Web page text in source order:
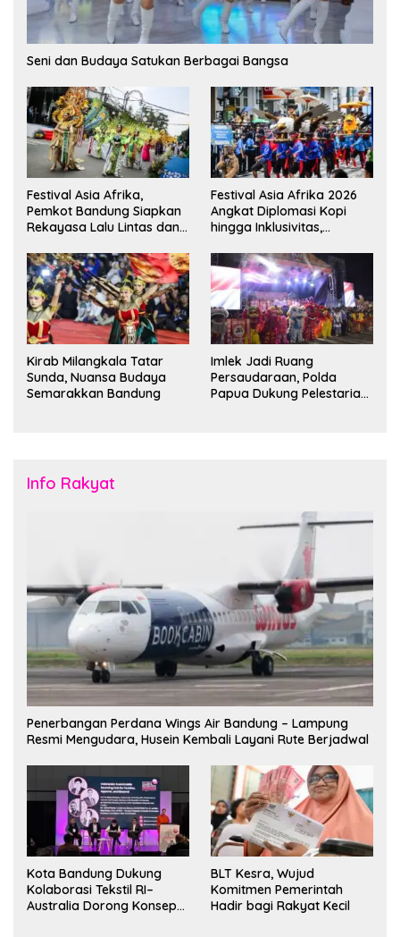
Seni dan Budaya Satukan Berbagai Bangsa
Festival Asia Afrika,
Pemkot Bandung Siapkan
Rekayasa Lalu Lintas dan
Festival Asia Afrika 2026
Angkat Diplomasi Kopi
hingga Inklusivitas,
Duta Besar
Kirab Milangkala Tatar
Sunda, Nuansa Budaya
Semarakkan Bandung
Imlek Jadi Ruang
Persaudaraan, Polda
Papua Dukung Pelestarian
Info Rakyat
Penerbangan Perdana Wings Air Bandung – Lampung
Resmi Mengudara, Husein Kembali Layani Rute Berjadwal
Kota Bandung Dukung
Kolaborasi Tekstil RI–
Australia Dorong Konsep
BLT Kesra, Wujud
Komitmen Pemerintah
Hadir bagi Rakyat Kecil